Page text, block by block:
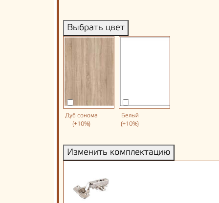
Выбрать цвет
Дуб сонома
(+10%)
Белый
(+10%)
Изменить комплектацию